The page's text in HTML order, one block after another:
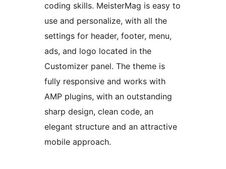
coding skills. MeisterMag is easy to
use and personalize, with all the
settings for header, footer, menu,
ads, and logo located in the
Customizer panel. The theme is
fully responsive and works with
AMP plugins, with an outstanding
sharp design, clean code, an
elegant structure and an attractive
mobile approach.